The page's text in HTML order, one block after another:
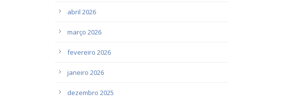
abril 2026
março 2026
fevereiro 2026
janeiro 2026
dezembro 2025